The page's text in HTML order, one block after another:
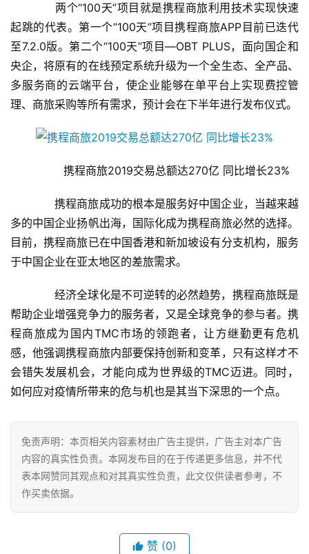
乐
综
艺
房
产
亲
子
女
尚
健
康
资
关
于
我
们
两个“100天”项目就是携程商旅利用技术实现快速
起跳的代表。第一个“100天”项目携程商旅APP目前已迭代
至7.2.0版。第二个“100天”项目—OBT PLUS，面向国企和
央企，将原有的在线预定系统升级为一个全生态、全产品、
多服务商的云端平台，使企业能够在单平台上实现费控管
理、商旅采购等所有需求，预计会在下半年进行发布仪式。
携程商旅2019交易总额达270亿 同比增长23%
携程商旅成功的根本是服务好中国企业，当越来越
多的中国企业扬帆出海，国际化成为携程商旅必然的选择。
目前，携程商旅已在中国香港和新加坡设有分支机构，服务
于中国企业在亚太地区的差旅需求。
经济全球化是不可逆转的必然趋势，携程商旅既是
帮助企业增强竞争力的服务者，又是全球竞争的参与者。携
程商旅成为国内TMC市场的领跑者，让方继勤更有危机
感，他强调携程商旅内部要保持创新和变革，只有这样才不
会错失发展机会，才能向成为世界级的TMC迈进。同时，
如何应对疫情所带来的危与机也是其当下深思的一个点。
免责声明：本页相关内容素材由广告主提供，广告主对本广告
内容的真实性负责。本网发布目的在于传递更多信息，并不代
表本网赞同其观点和对其真实性负责，此文仅供读者参考，不
作买卖依据。
赞 (0)